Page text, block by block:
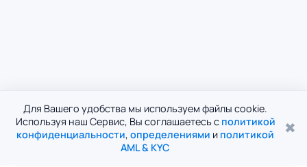
Для Вашего удобства мы используем файлы cookie.
Используя наш Сервис, Вы соглашаетесь с политикой
конфиденциальности, определениями и политикой
AML & KYC
✖